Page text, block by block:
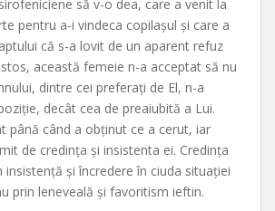
să v-o dea, care a venit la
pentru a-i vindeca copilașul și care a
că s-a lovit de un aparent refuz
această femeie n-a acceptat să nu
dintre cei preferați de El, n-a
decât cea de preaiubită a Lui.
până când a obținut ce a cerut, iar
de credința și insistenta ei. Credința
insistență și încredere în ciuda situației
prin leneveală și favoritism ieftin.